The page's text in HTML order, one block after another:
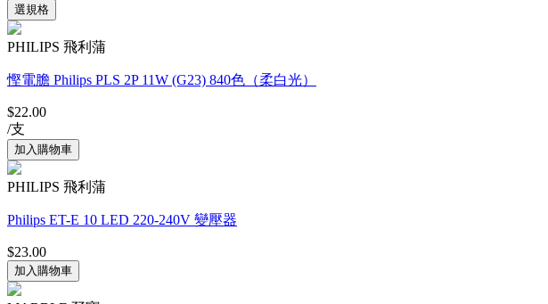
PHILIPS 飛利蒲
慳電膽 Philips PLS 2P 11W (G23) 840色（柔白光）
$22.00
/支
PHILIPS 飛利蒲
Philips ET-E 10 LED 220-240V 變壓器
$23.00